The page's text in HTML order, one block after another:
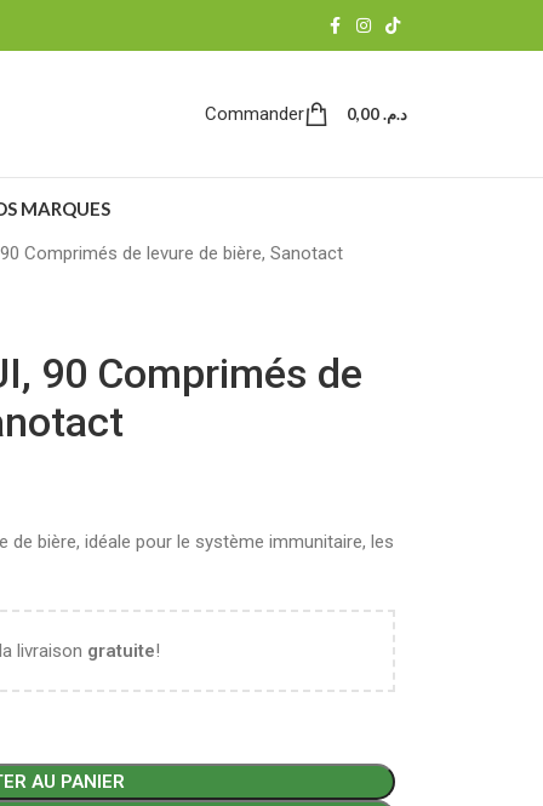
Commander د.م.
MARQUES
Comprimés de levure de bière, Sanotact
90 Comprimés de
de bière, idéale pour le système immunitaire, les
livraison gratuite!
AU PANIER